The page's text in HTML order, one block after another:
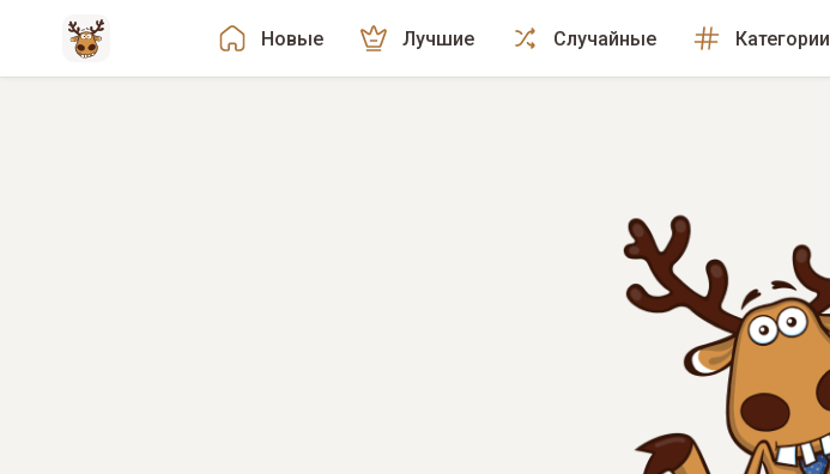
Новые Лучшие Случайные Категории